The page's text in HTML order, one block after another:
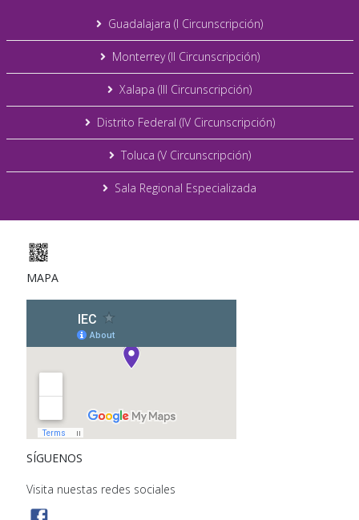
Guadalajara (I Circunscripción)
Monterrey (II Circunscripción)
Xalapa (III Circunscripción)
Distrito Federal (IV Circunscripción)
Toluca (V Circunscripción)
Sala Regional Especializada
MAPA
SÍGUENOS
Visita nuestas redes sociales